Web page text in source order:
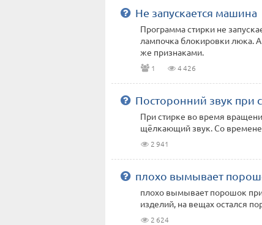
Не запускается машина
Программа стирки не
лампочка блокировки люка. А
же признаками.
1 4 426
Посторонний звук при
При стирке во время
щёлкающий звук. Со
2 941
плохо вымывает
плохо вымывает порошок
изделий, на вещах остался
2 624